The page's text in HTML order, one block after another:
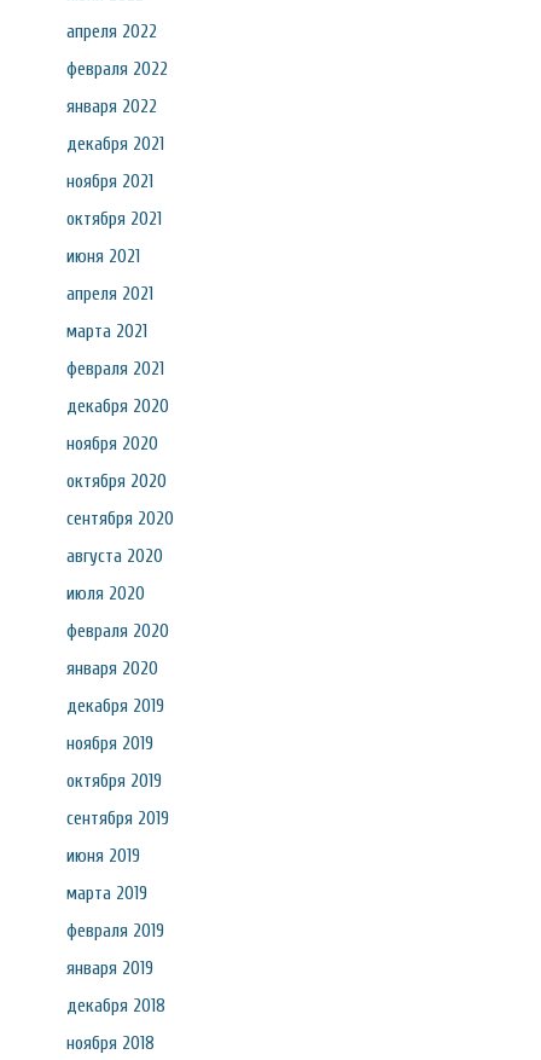
апреля 2022
февраля 2022
января 2022
декабря 2021
ноября 2021
октября 2021
июня 2021
апреля 2021
марта 2021
февраля 2021
декабря 2020
ноября 2020
октября 2020
сентября 2020
августа 2020
июля 2020
февраля 2020
января 2020
декабря 2019
ноября 2019
октября 2019
сентября 2019
июня 2019
марта 2019
февраля 2019
января 2019
декабря 2018
ноября 2018